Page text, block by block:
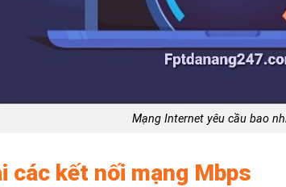
Mạng Internet yêu cầu bao
các kết nối mạng Mbps